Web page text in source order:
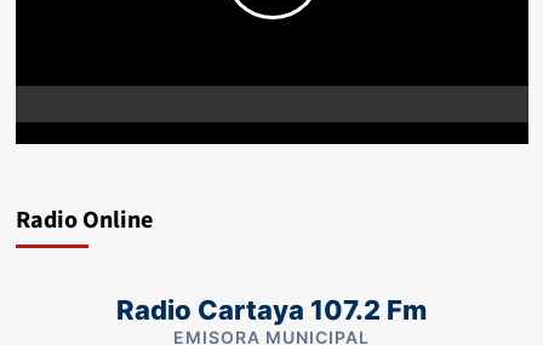
Radio Online
Radio Cartaya 107.2 Fm
EMISORA MUNICIPAL